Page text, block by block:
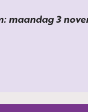
maandag 3